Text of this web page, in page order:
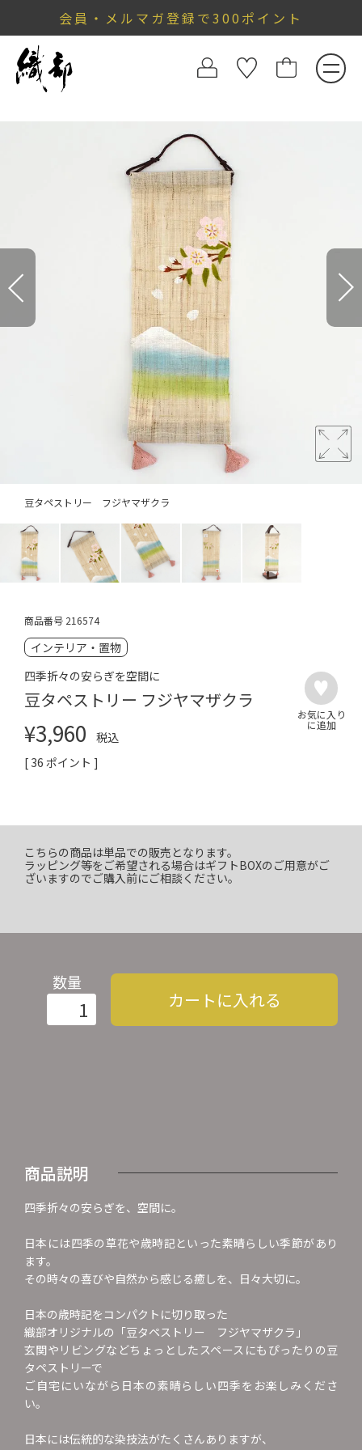
会員・メルマガ登録で300ポイント
豆タペストリー フジヤマザクラ
商品番号 216574
インテリア・置物
四季折々の安らぎを空間に
豆タペストリー フジヤマザクラ
¥3,960
税込
[ 36 ポイント ]
こちらの商品は単品での販売となります。
ラッピング等をご希望される場合はギフトBOXのご用意がご
ざいますのでご購入前にご相談ください。
数量
カートに入れる
商品説明
四季折々の安らぎを、空間に。
日本には四季の草花や歳時記といった素晴らしい季節があり
ます。
その時々の喜びや自然から感じる癒しを、日々大切に。
日本の歳時記をコンパクトに切り取った
織部オリジナルの「豆タペストリー フジヤマザクラ」
玄関やリビングなどちょっとしたスペースにもぴったりの豆
タペストリーで
ご自宅にいながら日本の素晴らしい四季をお楽しみくださ
い。
日本には伝統的な染技法がたくさんありますが、